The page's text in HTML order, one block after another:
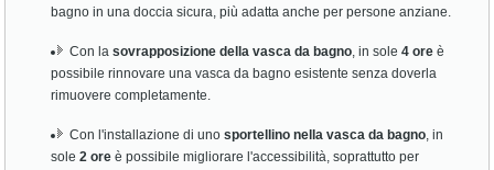
bagno in una doccia sicura, più adatta anche per persone anziane.
Con lasovrapposizione della vasca da bagno, in sole 4 ore è
possibile rinnovare una vasca da bagno esistente senza doverla
rimuovere completamente.
Con l'installazione di unosportellino nella vasca da bagno, in
sole2 ore è possibile migliorare l'accessibilità, soprattutto per